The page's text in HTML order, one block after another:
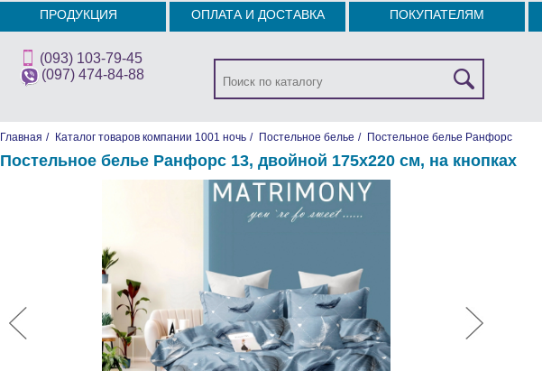
ПРОДУКЦИЯ ОПЛАТА И ДОСТАВКА ПОКУПАТЕЛЯМ
(093) 103-79-45
(097) 474-84-88
Главная / Каталог товаров компании 1001 ночь / Постельное белье / Постельное белье Ранфорс
Постельное белье Ранфорс 13, двойной 175х220 см, на кнопках